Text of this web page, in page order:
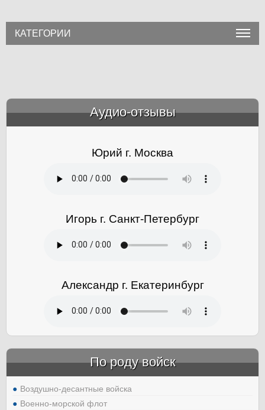
КАТЕГОРИИ
Аудио-отзывы
Юрий г. Москва
Игорь г. Санкт-Петербург
Александр г. Екатеринбург
По роду войск
Воздушно-десантные войска
Военно-морской флот